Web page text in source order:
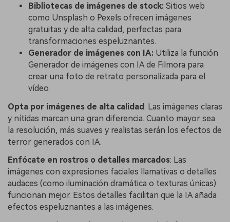
Bibliotecas de imágenes de stock: Sitios web
como Unsplash o Pexels ofrecen imágenes
gratuitas y de alta calidad, perfectas para
transformaciones espeluznantes.
Generador de imágenes con IA: Utiliza la función
Generador de imágenes con IA de Filmora para
crear una foto de retrato personalizada para el
vídeo.
Opta por imágenes de alta calidad : Las imágenes claras
y nítidas marcan una gran diferencia. Cuanto mayor sea
la resolución, más suaves y realistas serán los efectos de
terror generados con IA.
Enfócate en rostros o detalles marcados: Las
imágenes con expresiones faciales llamativas o detalles
audaces (como iluminación dramática o texturas únicas)
funcionan mejor. Estos detalles facilitan que la IA añada
efectos espeluznantes a las imágenes.